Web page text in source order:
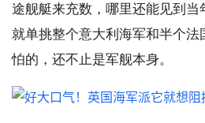
途舰艇来充数，哪里还能见到当
就单挑整个意大利海军和半个
怕的，还不止是军舰本身。